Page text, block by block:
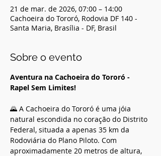
21 de mar. de 2026, 07:00 – 14:00
Cachoeira do Tororó, Rodovia DF 140 -
Santa Maria, Brasília - DF, Brasil
Sobre o evento
Aventura na Cachoeira do Tororó -
Rapel Sem Limites!
🌄 A Cachoeira do Tororó é uma jóia
natural escondida no coração do Distrito
Federal, situada a apenas 35 km da
Rodoviária do Plano Piloto. Com
aproximadamente 20 metros de altura,